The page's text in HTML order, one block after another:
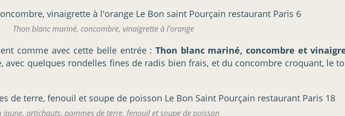
Thon blanc mariné, concombre, vinaigrette à l'orange
comme avec cette belle entrée : Thon blanc mariné, concombre et
quelques rondelles fines de radis bien frais, et du concombre croquant, le
jaune, artichauts, pommes de terre, fenouil et soupe de poisson